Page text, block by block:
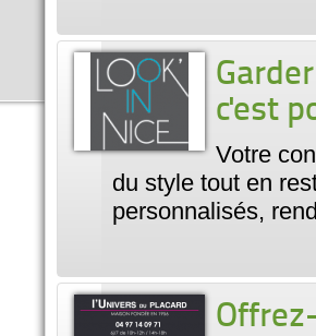
c'est
Votre
du style tout en
personnalisés,